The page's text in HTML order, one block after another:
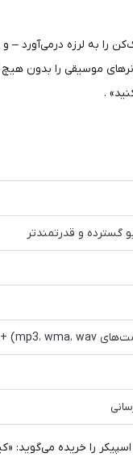
.
را خریده می‌گوید: